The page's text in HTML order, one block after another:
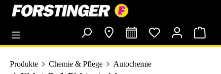
springen
Produkte Chemie & Pflege
Autochemie